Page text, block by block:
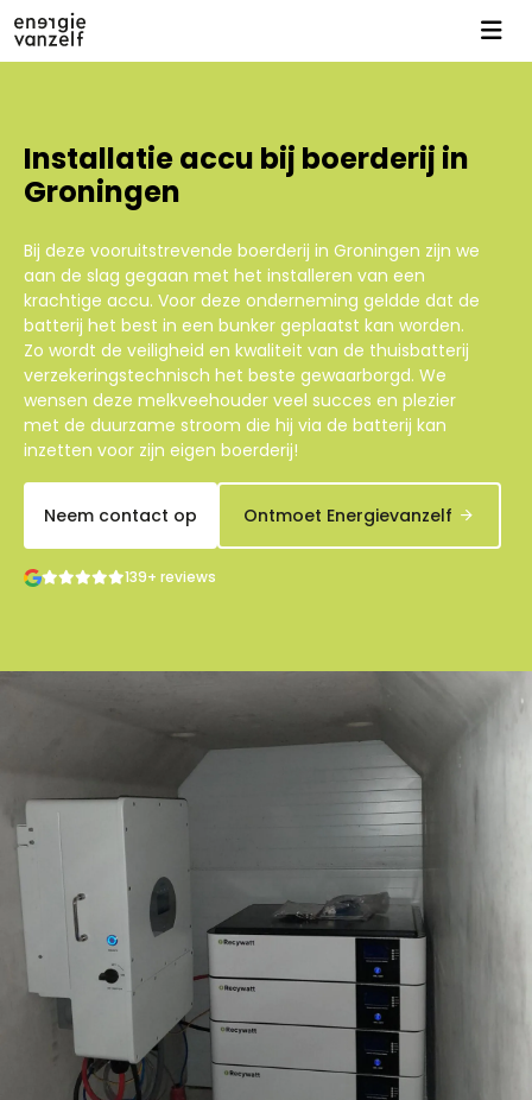
Installatie accu bij boerderij in
Groningen
Bij deze vooruitstrevende boerderij in Groningen zijn we
aan de slag gegaan met het installeren van een
krachtige accu. Voor deze onderneming geldde dat de
batterij het best in een bunker geplaatst kan worden.
Zo wordt de veiligheid en kwaliteit van de thuisbatterij
verzekeringstechnisch het beste gewaarborgd. We
wensen deze melkveehouder veel succes en plezier
met de duurzame stroom die hij via de batterij kan
inzetten voor zijn eigen boerderij!
Neem contact op Ontmoet Energievanzelf
139+ reviews